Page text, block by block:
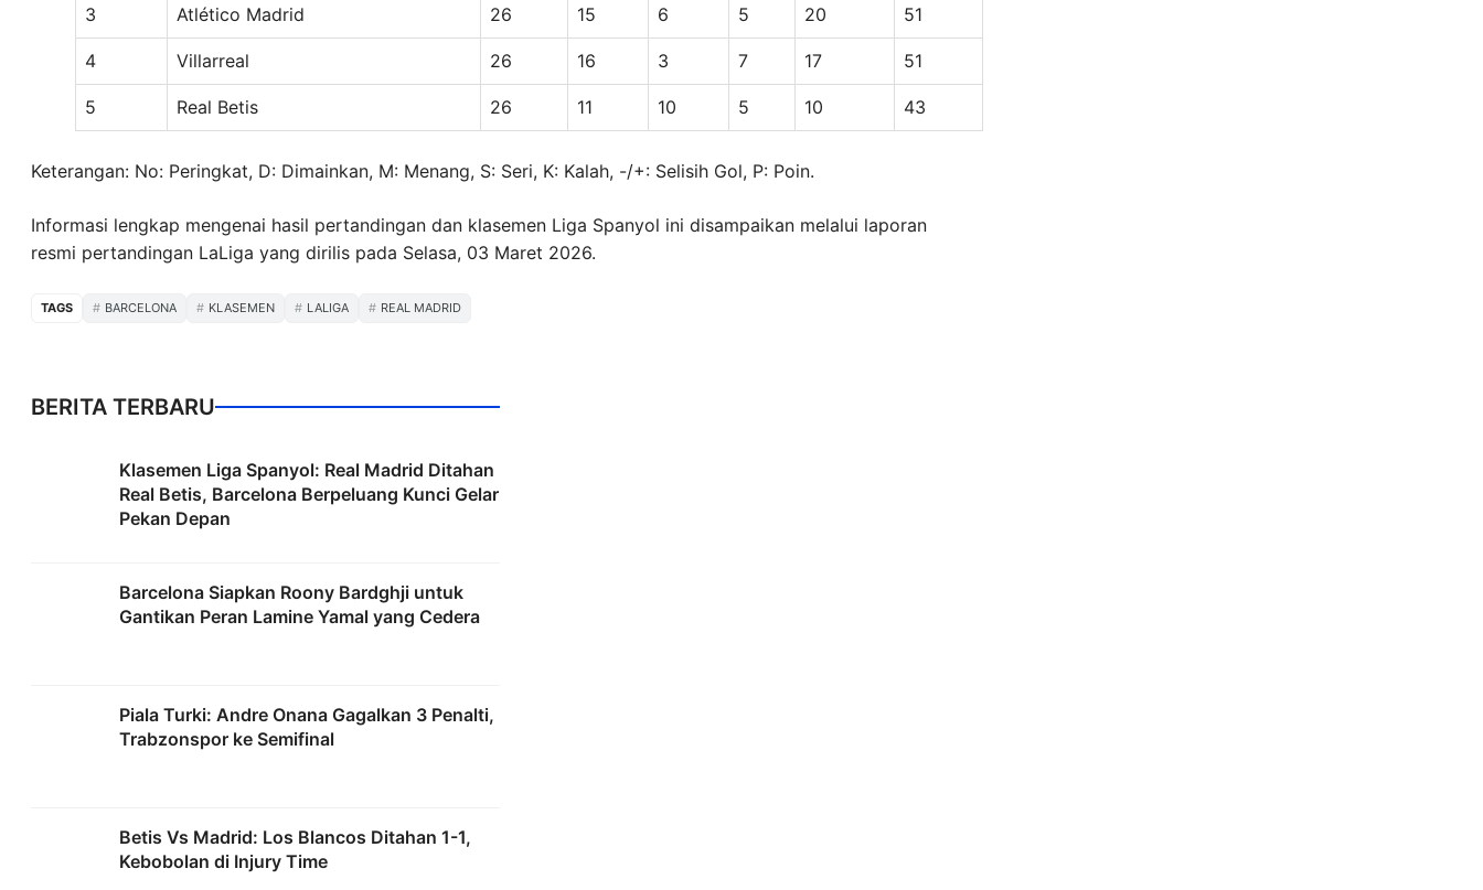
3 Atlético Madrid 26 15 6 5 20 51
4 Villarreal 26 16 3 7 17 51
5 Real Betis 26 11 10 5 10 43
Keterangan: No: Peringkat, D: Dimainkan, M: Menang, S: Seri, K: Kalah, -/+: Selisih Gol, P: Poin.
Informasi lengkap mengenai hasil pertandingan dan klasemen Liga Spanyol ini disampaikan melalui laporan
resmi pertandingan LaLiga yang dirilis pada Selasa, 03 Maret 2026.
TAGS BARCELONA KLASEMEN LALIGA REAL MADRID
BERITA TERBARU
Klasemen Liga Spanyol: Real Madrid Ditahan
Real Betis, Barcelona Berpeluang Kunci Gelar
Pekan Depan
Barcelona Siapkan Roony Bardghji untuk
Gantikan Peran Lamine Yamal yang Cedera
Piala Turki: Andre Onana Gagalkan 3 Penalti,
Trabzonspor ke Semifinal
Betis Vs Madrid: Los Blancos Ditahan 1-1,
Kebobolan di Injury Time